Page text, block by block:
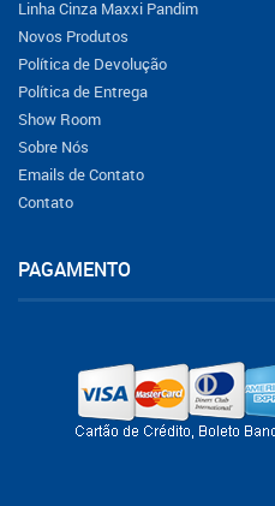
Linha Cinza Maxxi Pandim
Novos Produtos
Política de Devolução
Política de Entrega
Show Room
Sobre Nós
Emails de Contato
Contato
PAGAMENTO